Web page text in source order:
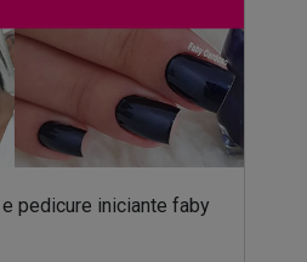
pedicure iniciante faby